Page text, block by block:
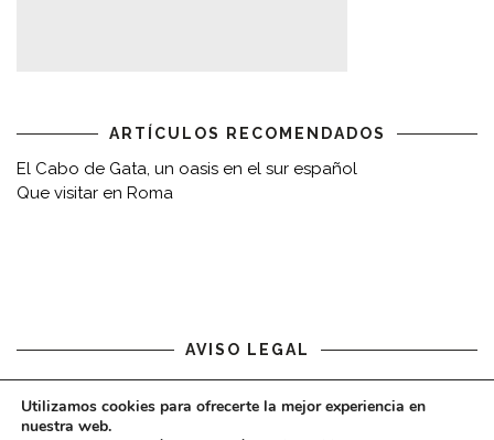
ARTÍCULOS RECOMENDADOS
El Cabo de Gata, un oasis en el sur español
Que visitar en Roma
AVISO LEGAL
Aviso legal
Utilizamos cookies para ofrecerte la mejor experiencia en
nuestra web.